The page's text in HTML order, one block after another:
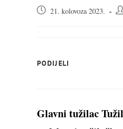
Objava21. kolovoza 2023.
PODIJELI
Glavni tužilac